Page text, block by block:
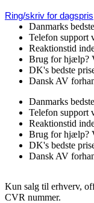
Ring/skriv for dagspris
Danmarks
Telefon support
Reaktionstid
Brug for hjælp?
DK's bedste
Dansk AV
Danmarks
Telefon support
Reaktionstid
Brug for hjælp?
DK's bedste
Dansk AV
Kun salg til erhverv,
CVR nummer.